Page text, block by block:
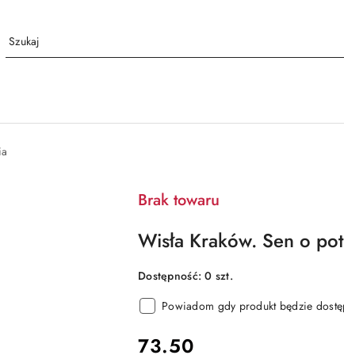
Brak towaru
Wisła Kraków. Sen o
Dostępność:0 szt.
Powiadom gdy produkt będzie
cena:
73.50